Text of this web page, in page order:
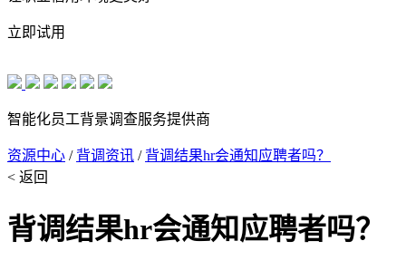
立即试用
智能化员工背景调查服务提供商
资源中心 / 背调资讯 / 背调结果hr会通知应聘者吗？
< 返回
背调结果hr会通知应聘者吗？